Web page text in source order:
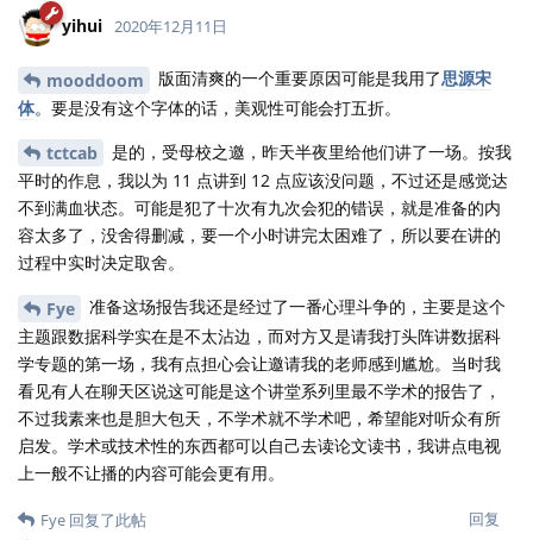
yihui 2020年12月11日
mooddoom 版面清爽的一个重要原因可能是我用了思源宋
体。要是没有这个字体的话，美观性可能会打五折。
tctcab
是的，受母校之邀，昨天半夜里给他们讲了一场。按我
平时的作息，我以为 11 点讲到 12 点应该没问题，不过还是感觉达
不到满血状态。可能是犯了十次有九次会犯的错误，就是准备的内
容太多了，没舍得删减，要一个小时讲完太困难了，所以要在讲的
过程中实时决定取舍。
Fye
准备这场报告我还是经过了一番心理斗争的，主要是这个
主题跟数据科学实在是不太沾边，而对方又是请我打头阵讲数据科
学专题的第一场，我有点担心会让邀请我的老师感到尴尬。当时我
看见有人在聊天区说这可能是这个讲堂系列里最不学术的报告了，
不过我素来也是胆大包天，不学术就不学术吧，希望能对听众有所
启发。学术或技术性的东西都可以自己去读论文读书，我讲点电视
上一般不让播的内容可能会更有用。
回复
Fye 回复了此帖